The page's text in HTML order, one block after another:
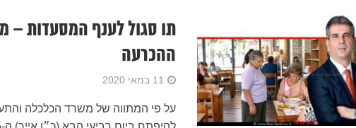
תו סגול לענף המסעדות –
ההכרעה
11 במאי 2020
על פי המתווה של משרד הכלכלה